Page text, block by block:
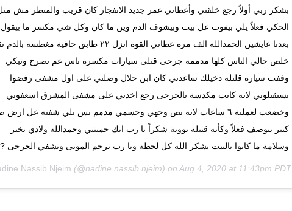
بشكر ربي أولاً رجع خلقني وأعطاني عمر جديد الانفجار كان قريب والمنظر مش
الحكي فعلاً يلي بيفوت عل بيت وبيشوف الدم وين ما كان وكل شي مكسر ما بيقول
بعدنا عايشين الحمدالله الف مرة عطاني القوة انزل ٢٢ طابق حافية مغطسة
خلص حالي الناس كلها مدممة جرحى قتلى سيارات مكسرة ناس عم تصرخ وتبكي
وقفت سيارة قلتله دخيلك ساعدني كان ابن حلال وصلني على اول مشفى رفضوا
يستقبلوني لانه كانت مكدسة بالجرحى رجع اخدني على مشفى المشرق اسعفوني
وخضعت لعملية ٦ ساعات لانه نص وجهي وجسمي مدمم بس يلي شفته عل
كتير ينوصف فعلاً وكأنه قنبلة نووية شكراً يا رب انك حميتني وحمدالله ولادي بخير
وسلامة ما كانوا بالبيت بشكر الله كل لحظة ويا رب ترحم الموتى وتشفي الجرحى
Nassib Njeim (@nadine.nassib.njeim) on Aug 4, 2020 at 11:43pm PDT